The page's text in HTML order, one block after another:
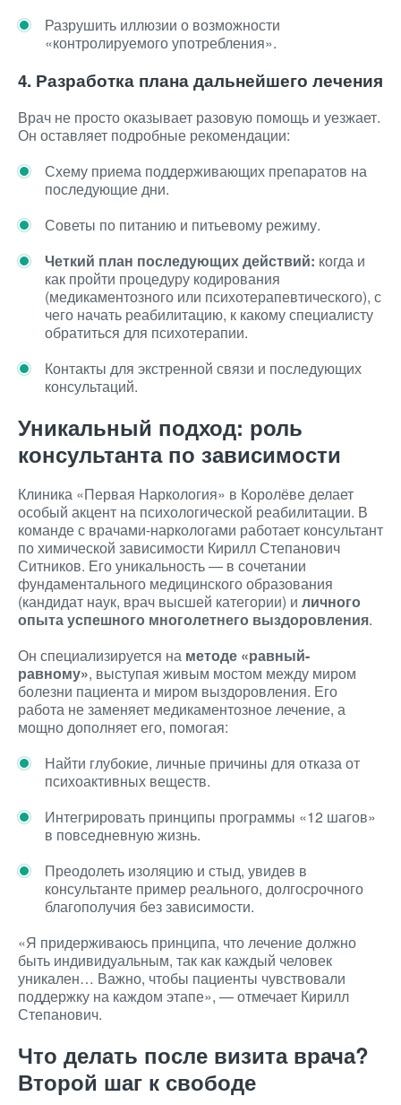
Разрушить иллюзии о возможности
«контролируемого употребления».
4. Разработка плана дальнейшего лечения
Врач не просто оказывает разовую помощь и уезжает.
Он оставляет подробные рекомендации:
Схему приема поддерживающих препаратов на
последующие дни.
Советы по питанию и питьевому режиму.
Четкий план последующих действий: когда и
как пройти процедуру кодирования
(медикаментозного или психотерапевтического), с
чего начать реабилитацию, к какому специалисту
обратиться для психотерапии.
Контакты для экстренной связи и последующих
консультаций.
Уникальный подход: роль
консультанта по зависимости
Клиника «Первая Наркология» в Королёве делает
особый акцент на психологической реабилитации. В
команде с врачами-наркологами работает консультант
по химической зависимости Кирилл Степанович
Ситников. Его уникальность — в сочетании
фундаментального медицинского образования
(кандидат наук, врач высшей категории) и личного
опыта успешного многолетнего выздоровления.
Он специализируется на методе «равный-
равному», выступая живым мостом между миром
болезни пациента и миром выздоровления. Его
работа не заменяет медикаментозное лечение, а
мощно дополняет его, помогая:
Найти глубокие, личные причины для отказа от
психоактивных веществ.
Интегрировать принципы программы «12 шагов»
в повседневную жизнь.
Преодолеть изоляцию и стыд, увидев в
консультанте пример реального, долгосрочного
благополучия без зависимости.
«Я придерживаюсь принципа, что лечение должно
быть индивидуальным, так как каждый человек
уникален… Важно, чтобы пациенты чувствовали
поддержку на каждом этапе», — отмечает Кирилл
Степанович.
Что делать после визита врача?
Второй шаг к свободе